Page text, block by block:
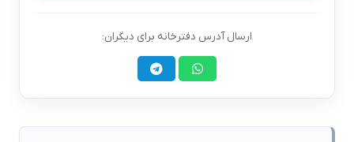
ارسال آدرس دفترخانه برای دیگران: